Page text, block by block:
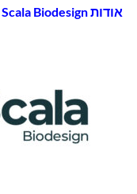
אודותScala Biodesign